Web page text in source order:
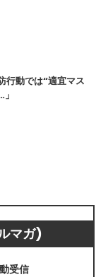
動では“適宜マス
マガ)
受信